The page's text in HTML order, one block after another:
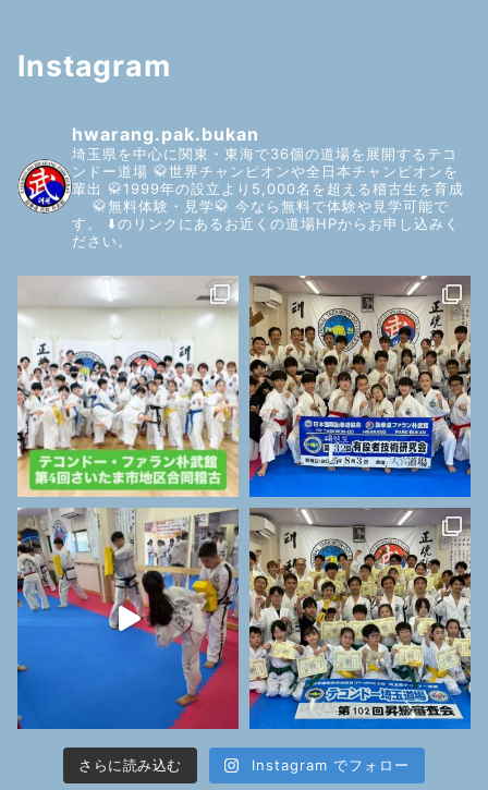
Instagram
hwarang.pak.bukan
埼玉県を中心に関東・東海で36個の道場を展開するテコ
ンドー道場 🥋世界チャンピオンや全日本チャンピオンを
輩出 🥋1999年の設立より5,000名を超える稽古生を育成
🥋無料体験・見学🥋 今なら無料で体験や見学可能で
す。
⬇️のリンクにあるお近くの道場HPからお申し込みく
ださい。
さらに読み込む Instagram でフォロー